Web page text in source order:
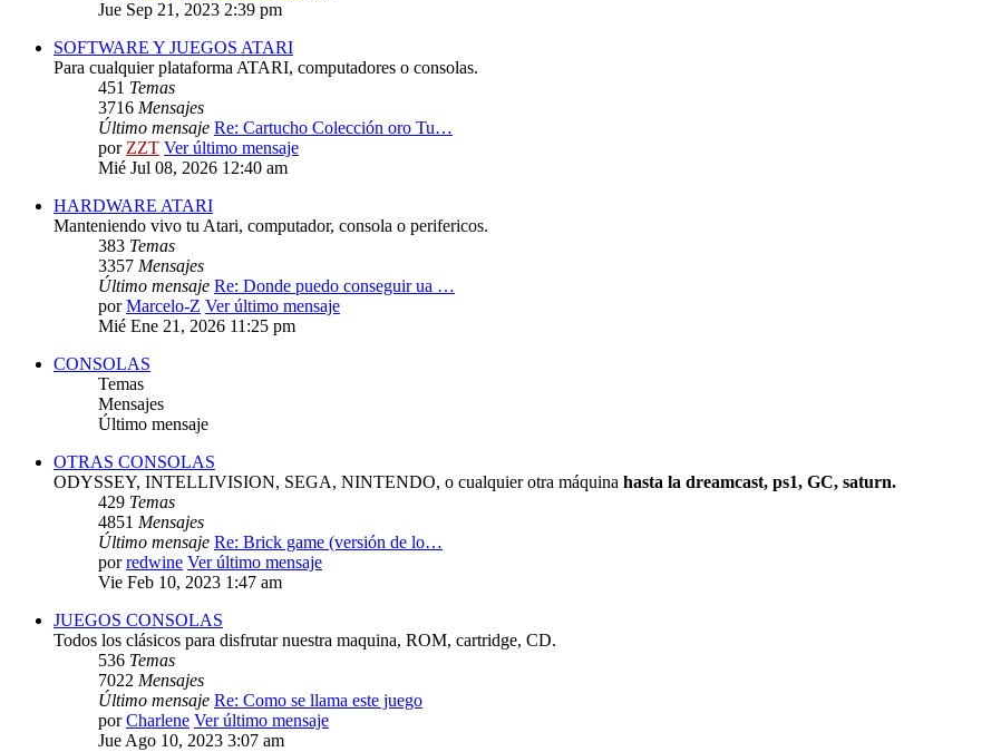
Jue Sep 21, 2023 2:39 pm
SOFTWARE Y JUEGOS ATARI
Para cualquier plataforma ATARI, computadores o consolas.
451 Temas
3716 Mensajes
Último mensaje Re: Cartucho Colección oro Tu…
porZZT Ver último mensaje
Mié Jul 08, 2026 12:40 am
HARDWARE ATARI
Manteniendo vivo tu Atari, computador, consola o perifericos.
383 Temas
3357 Mensajes
Último mensaje Re: Donde puedo conseguir ua …
porMarcelo-Z Ver último mensaje
Mié Ene 21, 2026 11:25 pm
CONSOLAS
Temas
Mensajes
Último mensaje
OTRAS CONSOLAS
ODYSSEY, INTELLIVISION, SEGA, NINTENDO, o cualquier otra máquina hasta la dreamcast, ps1, GC, saturn.
429 Temas
4851 Mensajes
Último mensaje Re: Brick game (versión de lo…
porredwine Ver último mensaje
Vie Feb 10, 2023 1:47 am
JUEGOS CONSOLAS
Todos los clásicos para disfrutar nuestra maquina, ROM, cartridge, CD.
536 Temas
7022 Mensajes
Último mensaje Re: Como se llama este juego
porCharlene Ver último mensaje
Jue Ago 10, 2023 3:07 am